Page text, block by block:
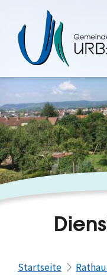
Startseite